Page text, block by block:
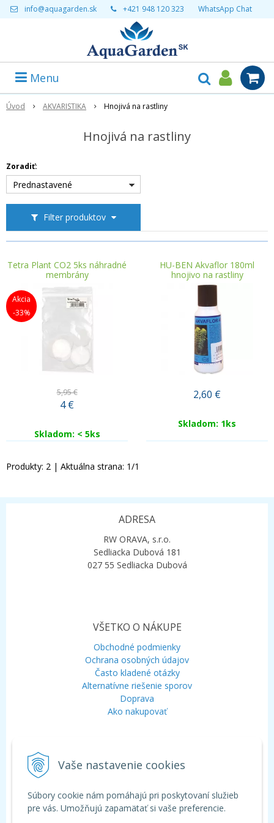
Vaše nastavenie cookies
Súbory cookie nám pomáhajú pri poskytovaní služieb
pre vás. Umožňujú zapamätať si vaše preferencie.
info@aquagarden.sk +421 948 120 323 WhatsApp Chat
Menu
Úvod AKVARISTIKA Hnojivá na rastliny
Hnojivá na rastliny
Filter produktov
Zoradiť:
Prednastavené
Tetra Plant CO2 5ks náhradné
membrány
Akcia
-33%
5,95 €
4 €
Skladom: < 5ks
HU-BEN Akvaflor 180ml
hnojivo na rastliny
2,60 €
Skladom: 1ks
Produkty: 2 | Aktuálna strana: 1/1
ADRESA
RW ORAVA, s.r.o.
Sedliacka Dubová 181
027 55 Sedliacka Dubová
VŠETKO O NÁKUPE
Obchodné podmienky
Ochrana osobných údajov
Často kladené otázky
Alternatívne riešenie sporov
Doprava
Ako nakupovať
Mobil:+421 948 120 323
Chat:WhatsApp
Chat:Viber